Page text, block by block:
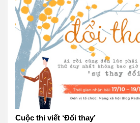
Cuộc thi viết ‘Đổi thay’